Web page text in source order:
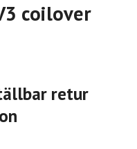
coilover
retur